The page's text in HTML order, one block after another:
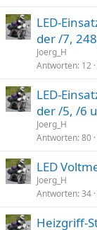
LED-
der /7,
Joerg_H
Antworten 12
LED-
der /5, /6
Joerg_H
Antworten 80
LED
Joerg_H
Antworten 34
Heizgriff-